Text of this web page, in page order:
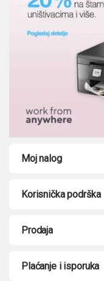
Moj nalog
Korisnička podrška
Prodaja
Plaćanje i isporuka